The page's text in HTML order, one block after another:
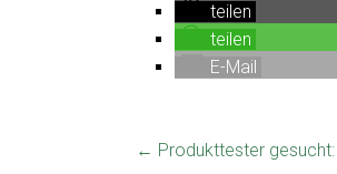
teilen
teilen
E-Mail
← Produkttester